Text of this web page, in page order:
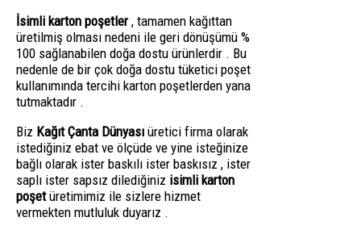
İsimli karton poşetler, tamamen kağıttan
üretilmiş olması nedeni ile geri dönüşümü %
100 sağlanabilen doğa dostu ürünlerdir . Bu
nedenle de bir çok doğa dostu tüketici poşet
kullanımında tercihi karton poşetlerden yana
tutmaktadır .
Biz Kağıt Çanta Dünyası üretici firma olarak
istediğiniz ebat ve ölçüde ve yine isteğinize
bağlı olarak ister baskılı ister baskısız , ister
saplı ister sapsız dilediğiniz isimli karton
poşetüretimimiz ile sizlere hizmet
vermekten mutluluk duyarız .